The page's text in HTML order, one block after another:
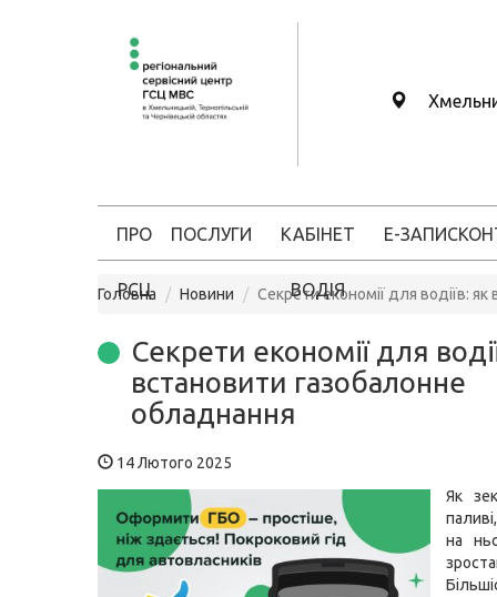
ПРО
РСЦ
ПОСЛУГИ КАБІНЕТ
ВОДІЯ
Е-ЗАПИС
Головна Новини Секрети економії для водіїв:
Секрети економії для
встановити газобалонне
обладнання
14 Лютого 2025
Як
на